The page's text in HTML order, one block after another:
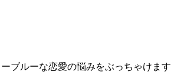
ブルーな恋愛の悩みをぶっちゃけます